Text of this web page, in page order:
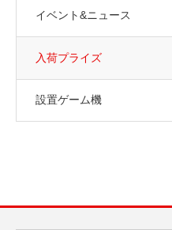
イベント&ニュース
入荷プライズ
設置ゲーム機